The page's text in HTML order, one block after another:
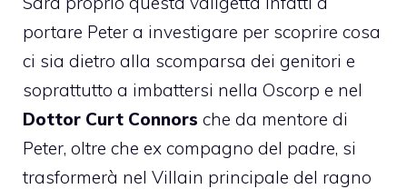
portare Peter a investigare per scoprire cosa
ci sia dietro alla scomparsa dei genitori e
soprattutto a imbattersi nella Oscorp e nel
Dottor Curt Connors che da mentore di
Peter, oltre che ex compagno del padre, si
trasformerà nel Villain principale del ragno